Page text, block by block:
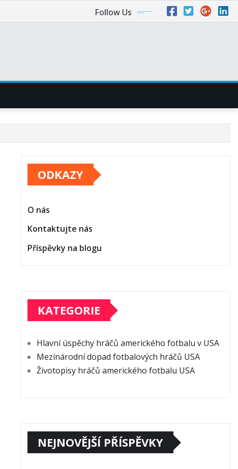
Follow Us
ODKAZY
O nás
Kontaktujte nás
Příspěvky na blogu
KATEGORIE
Hlavní úspěchy hráčů amerického fotbalu v USA
Mezinárodní dopad fotbalových hráčů USA
Životopisy hráčů amerického fotbalu USA
NEJNOVĚJŠÍ PŘÍSPĚVKY